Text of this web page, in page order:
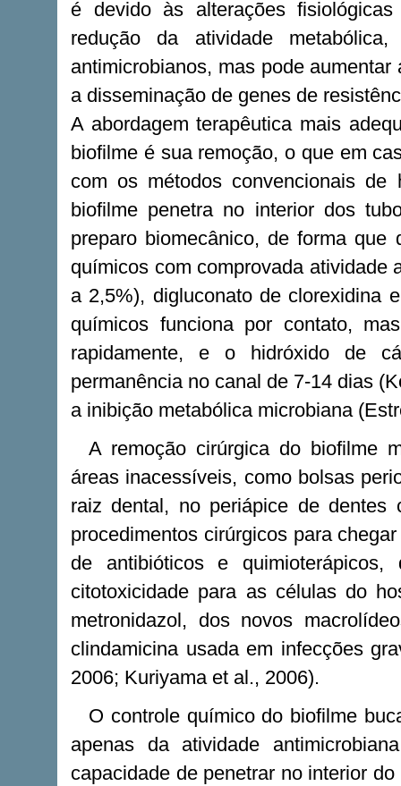
é devido às alterações
redução da atividade
antimicrobianos, mas pode
a disseminação de genes de
A abordagem terapêutica mais
biofilme é sua remoção, o que em
com os métodos convencionais de
biofilme penetra no interior dos
preparo biomecânico, de forma que
químicos com comprovada atividade
a 2,5%), digluconato de clorexidina
químicos funciona por contato,
rapidamente, e o hidróxido de
permanência no canal de 7-14 dias
a inibição metabólica microbiana
A remoção cirúrgica do biofilme
áreas inacessíveis, como bolsas
raiz dental, no periápice de dentes
procedimentos cirúrgicos para
de antibióticos e
citotoxicidade para as células do
metronidazol, dos novos
clindamicina usada em infecções
2006; Kuriyama et al., 2006).
O controle químico do biofilme
apenas da atividade
capacidade de penetrar no interior